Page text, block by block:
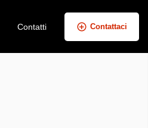
Contatti Contattaci